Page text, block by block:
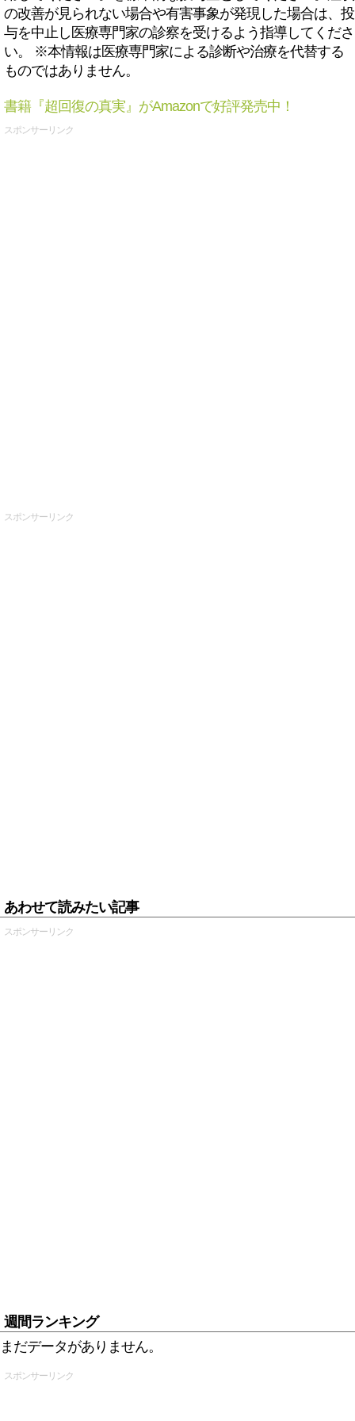
の改善が見られない場合や有害事象が発現した場合は、投
与を中止し医療専門家の診察を受けるよう指導してくださ
い。 ※本情報は医療専門家による診断や治療を代替する
ものではありません。
書籍『超回復の真実』がAmazonで好評発売中！
スポンサーリンク
スポンサーリンク
あわせて読みたい記事
スポンサーリンク
週間ランキング
まだデータがありません。
スポンサーリンク